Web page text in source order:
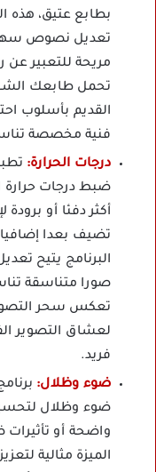
بطابع عتيق، هذه
تعديل نصوص سهلة
مريحة للتعبير عن
تحمل طابعك
القديم بأسلوب
فنية مخصصة
درجات الحرارة:
ضبط درجات حرارة
أكثر دفئا أو
تضيف بعدا إضافيا
البرنامج يتيح
صورا متناسقة
تعكس سحر
لعشاق التصوير
فريد.
ضوء وظلال:
ضوء وظلال
واضحة أو تأثيرات
الميزة مثالية